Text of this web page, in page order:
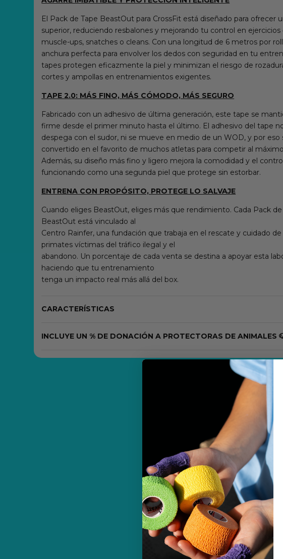
El Pack de Tape BeastOut para CrossFit está diseñado para ofrecer
superior, reduciendo resbalones y mejorando tu control en
muscle-ups, snatches o cleans. Con una longitud de 6 metros por
anchura perfecta para envolver los dedos con seguridad en tu
tapes protegen eficazmente la piel y minimizan el riesgo de
cortes y ampollas en entrenamientos exigentes.
TAPE 2.0: MÁS FINO, MÁS CÓMODO, MÁS SEGURO
Fabricado con un adhesivo de última generación, este tape se
firme desde el primer minuto hasta el último. El adhesivo del tape
despega con el sudor, ni se mueve en medio de un WOD, y por eso
convertido en el favorito de muchos atletas para competir al
Además, su diseño más fino y ligero mejora la comodidad y el
funcionando como una segunda piel que protege sin estorbar.
ENTRENA CON PROPÓSITO, PROTEGE LO SALVAJE
Cuando eliges BeastOut, eliges más que rendimiento. Cada Pack de
BeastOut está vinculado al
Centro Rainfer, una fundación que trabaja en el rescate y cuidado de
primates víctimas del tráfico ilegal y el
abandono. Un porcentaje de cada venta se destina a apoyar esta
haciendo que tu entrenamiento
tenga un impacto real más allá del box.
CARACTERÍSTICAS
INCLUYE UN % DE DONACIÓN A PROTECTORAS DE ANIMALES